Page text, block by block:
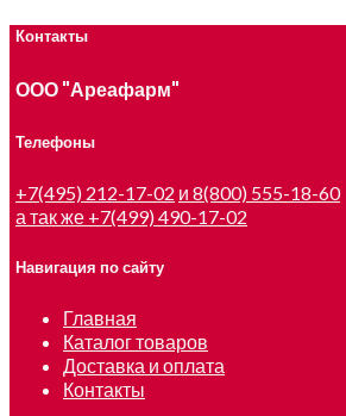
Контакты
ООО "Ареафарм"
Телефоны
+7(495) 212-17-02 и 8(800) 555-18-60
а так же +7(499) 490-17-02
Навигация по сайту
Главная
Каталог товаров
Доставка и оплата
Контакты